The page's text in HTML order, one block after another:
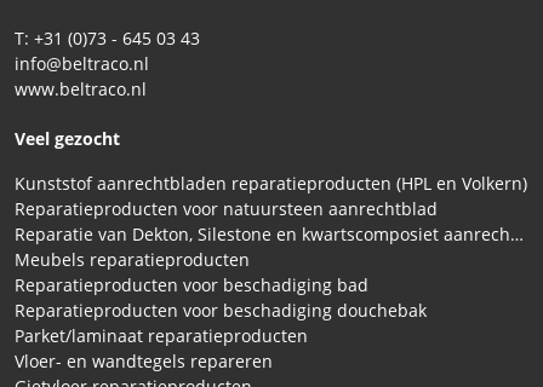
T: +31 (0)73 - 645 03 43
info@beltraco.nl
www.beltraco.nl
Veel gezocht
Kunststof aanrechtbladen reparatieproducten (HPL en Volkern)
Reparatieproducten voor natuursteen aanrechtblad
Reparatie van Dekton, Silestone en kwartscomposiet aanrechtbladen
Meubels reparatieproducten
Reparatieproducten voor beschadiging bad
Reparatieproducten voor beschadiging douchebak
Parket/laminaat reparatieproducten
Vloer- en wandtegels repareren